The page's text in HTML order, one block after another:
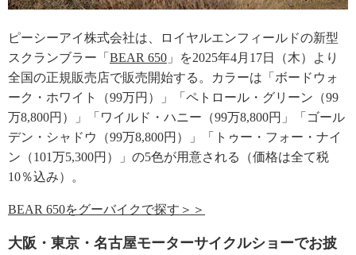
ピーシーアイ株式会社は、ロイヤルエンフィールドの新型
スクランブラー「 BEAR 650 」を2025年4月17日（木）より
全国の正規販売店で販売開始する。カラーは「ボードウォ
ーク・ホワイト（99万円）」「ペトロール・グリーン（99
万8,800円）」「ワイルド・ハニー（99万8,800円」「ゴール
デン・シャドウ（99万8,800円）」「トゥー・フォー・ナイ
ン（101万5,300円）」の5色が用意される（価格は全て税
10％込み）。
BEAR 650をグーバイクで探す＞＞
大阪・東京・名古屋モーターサイクルショーでお披